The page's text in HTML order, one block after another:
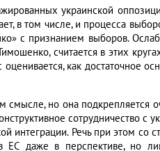
украинской
в том числе, и процесса
с признанием выборов.
считается в этих
как достаточное
смысле, но она подкрепляется
сотрудничество с
интеграции. Речь при этом со
даже в перспективе, но